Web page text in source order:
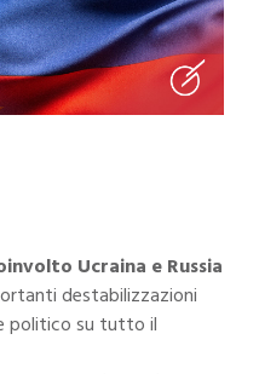
Ucraina e Russia
destabilizzazioni
politico su tutto il